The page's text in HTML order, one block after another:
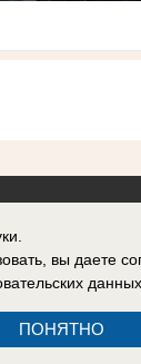
вы даете
данных.
ПОНЯТНО